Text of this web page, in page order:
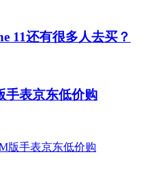
11还有很多人去买？
手表京东低价购